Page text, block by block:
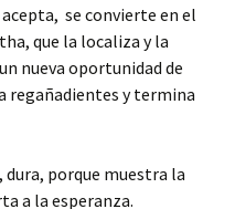
se convierte en el
que la localiza y la
nueva oportunidad de
regañadientes y termina
dura, porque muestra la
a la esperanza.